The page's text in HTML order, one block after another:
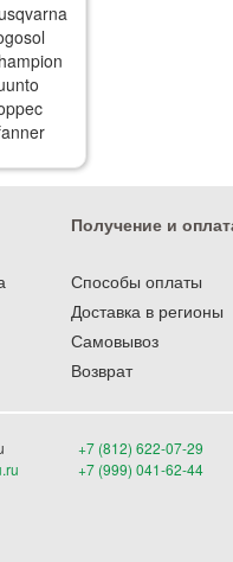
Получение и
Способы оплаты
Доставка в регионы
Самовывоз
Возврат
+7 (812) 622-07-29
+7 (999) 041-62-44